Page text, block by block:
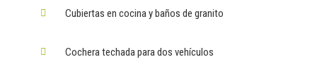
 Cubiertas en cocina y baños de granito
 Cochera techada para dos vehículos